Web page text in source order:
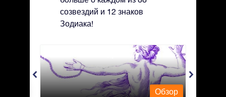
созвездий и 12 знаков
Зодиака!
Andromeda - Андромеда
Обзор